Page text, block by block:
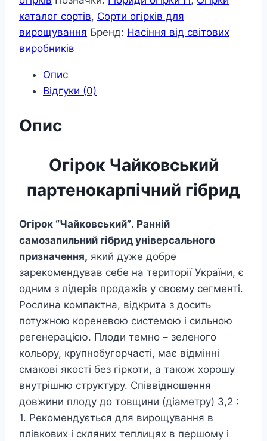
насінин
кількість
каталог сортів, Сорти огірків для
вирощування Бренд: Насіння від світових
виробників
Опис
Відгуки (0)
Опис
Огірок Чайковський
партенокарпічний гібрид
Огірок “Чайковський”. Ранній
самозапильний гібрид універсального
призначення, який дуже добре
зарекомендував себе на території України, є
одним з лідерів продажів у своєму сегменті.
Рослина компактна, відкрита з досить
потужною кореневою системою і сильною
регенерацією. Плоди темно – зеленого
кольору, крупнобугорчастi, має відмінні
смакові якості без гіркоти, а також хорошу
внутрішню структуру. Співвідношення
довжини плоду до товщини (діаметру) 3,2 :
1. Рекомендується для вирощування в
плівкових і скляних теплицях в першому і